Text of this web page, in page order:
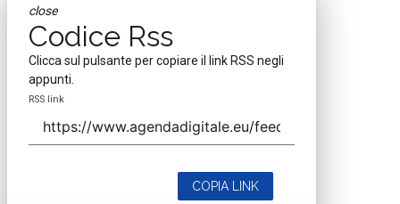
close
Codice Rss
Clicca sul pulsante per copiare il link RSS negli
appunti.
RSS link
COPIA LINK